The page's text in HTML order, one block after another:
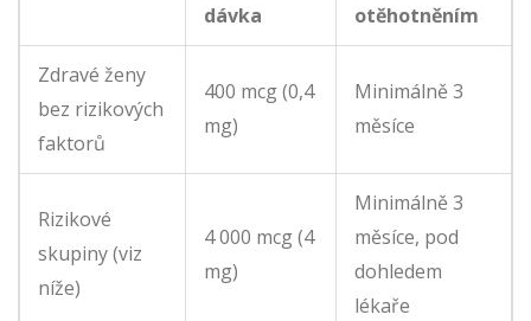
dávka
otěhotněním
Zdravé ženy
bez rizikových
faktorů
400 mcg (0,4
mg)
Minimálně 3
měsíce
Rizikové
skupiny (viz
níže)
4 000 mcg (4
mg)
Minimálně 3
měsíce, pod
dohledem
lékaře